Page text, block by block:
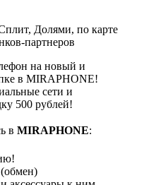
Долями, по карте
партнеров
на новый и
в MIRAPHONE!
сети и
500 рублей!
в MIRAPHONE: